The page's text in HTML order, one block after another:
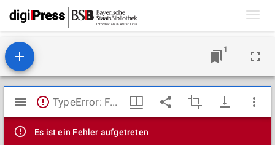
1
Mirador
Viewer
TypeError: Failed to fetch
Es ist ein Fehler aufgetreten